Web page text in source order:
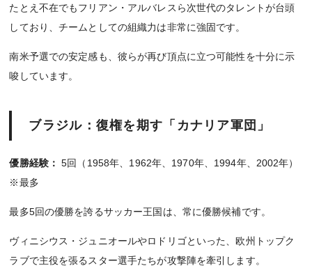
たとえ不在でもフリアン・アルバレスら次世代のタレントが台頭
しており、チームとしての組織力は非常に強固です。
南米予選での安定感も、彼らが再び頂点に立つ可能性を十分に示
唆しています。
ブラジル：復権を期す「カナリア軍団」
優勝経験： 5回（1958年、1962年、1970年、1994年、2002年）
※最多
最多5回の優勝を誇るサッカー王国は、常に優勝候補です。
ヴィニシウス・ジュニオールやロドリゴといった、欧州トップク
ラブで主役を張るスター選手たちが攻撃陣を牽引します。